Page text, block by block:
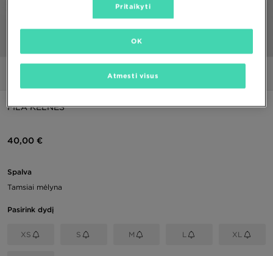
Nuotraukos
FILA KELNĖS
40,00 €
Spalva
Tamsiai mėlyna
Pasirink dydį
XS S M L XL
Pritaikyti
Atmesti visus
OK